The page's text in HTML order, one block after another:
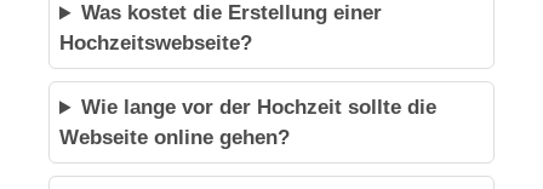
Was kostet die Erstellung einer
Hochzeitswebseite?
Wie lange vor der Hochzeit sollte die
Webseite online gehen?